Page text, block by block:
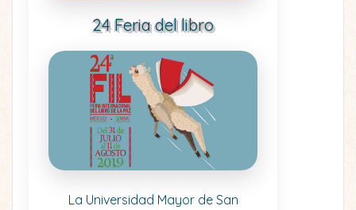
24 Feria del libro
La Universidad Mayor de San